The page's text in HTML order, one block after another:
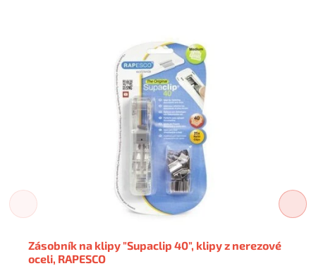
Zásobník na klipy "Supaclip 40", klipy z nerezové
oceli, RAPESCO